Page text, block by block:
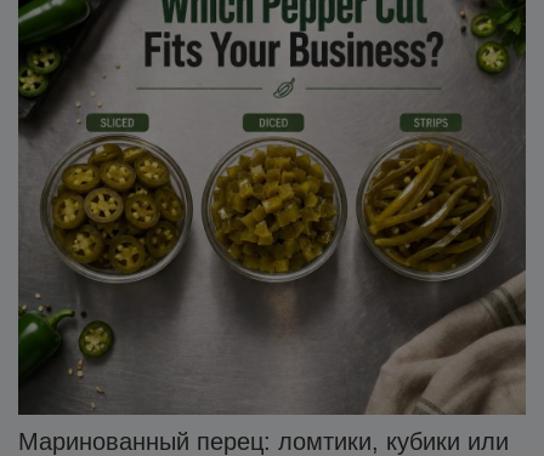
Маринованный перец: ломтики, кубики или